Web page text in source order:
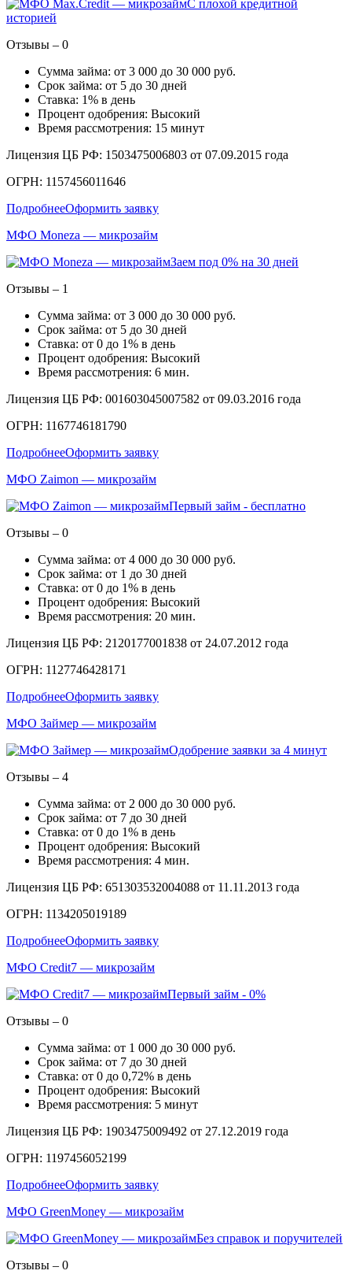
С плохой кредитной
историей
Отзывы – 0
Сумма займа: от 3 000 до 30 000 руб.
Срок займа: от 5 до 30 дней
Ставка: 1% в день
Процент одобрения: Высокий
Время рассмотрения: 15 минут
Лицензия ЦБ РФ: 1503475006803 от 07.09.2015 года
ОГРН: 1157456011646
ПодробнееОформить заявку
МФО Moneza — микрозайм
Заем под 0% на 30 дней
Отзывы – 1
Сумма займа: от 3 000 до 30 000 руб.
Срок займа: от 5 до 30 дней
Ставка: от 0 до 1% в день
Процент одобрения: Высокий
Время рассмотрения: 6 мин.
Лицензия ЦБ РФ: 001603045007582 от 09.03.2016 года
ОГРН: 1167746181790
ПодробнееОформить заявку
МФО Zaimon — микрозайм
Первый займ - бесплатно
Отзывы – 0
Сумма займа: от 4 000 до 30 000 руб.
Срок займа: от 1 до 30 дней
Ставка: от 0 до 1% в день
Процент одобрения: Высокий
Время рассмотрения: 20 мин.
Лицензия ЦБ РФ: 2120177001838 от 24.07.2012 года
ОГРН: 1127746428171
ПодробнееОформить заявку
МФО Займер — микрозайм
Одобрение заявки за 4 минут
Отзывы – 4
Сумма займа: от 2 000 до 30 000 руб.
Срок займа: от 7 до 30 дней
Ставка: от 0 до 1% в день
Процент одобрения: Высокий
Время рассмотрения: 4 мин.
Лицензия ЦБ РФ: 651303532004088 от 11.11.2013 года
ОГРН: 1134205019189
ПодробнееОформить заявку
МФО Credit7 — микрозайм
Первый займ - 0%
Отзывы – 0
Сумма займа: от 1 000 до 30 000 руб.
Срок займа: от 7 до 30 дней
Ставка: от 0 до 0,72% в день
Процент одобрения: Высокий
Время рассмотрения: 5 минут
Лицензия ЦБ РФ: 1903475009492 от 27.12.2019 года
ОГРН: 1197456052199
ПодробнееОформить заявку
МФО GreenMoney — микрозайм
Без справок и поручителей
Отзывы – 0